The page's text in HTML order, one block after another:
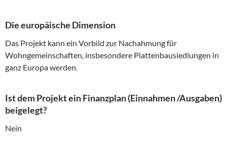
Die europäische Dimension
Das Projekt kann ein Vorbild zur Nachahmung für
Wohngemeinschaften, insbesondere Plattenbausiedlungen in
ganz Europa werden.
Ist dem Projekt ein Finanzplan (Einnahmen /Ausgaben)
beigelegt?
Nein